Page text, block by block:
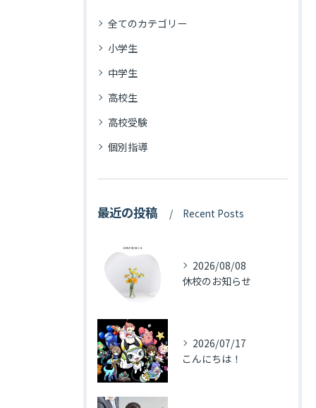
全てのカテゴリー
小学生
中学生
高校生
高校受験
個別指導
最近の投稿 Recent Posts
2026/08/08
休校のお知らせ
2026/07/17
こんにちは！